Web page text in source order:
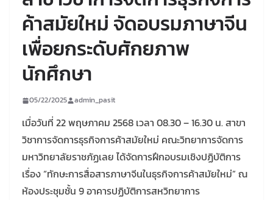
ค้าสมัยใหม่ จัดอบรมภาษาจีน
เพื่อยกระดับศักยภาพ
นักศึกษา
05/22/2025 admin_pasit
เมื่อวันที่ 22 พฤษภาคม 2568 เวลา 08.30 – 16.30 น. สาขา
วิชาการจัดการธุรกิจการค้าสมัยใหม่ คณะวิทยาการจัดการ
มหาวิทยาลัยราชภัฏเลย ได้จัดการฝึกอบรมเชิงปฏิบัติการ
เรื่อง “ทักษะการสื่อสารภาษาจีนในธุรกิจการค้าสมัยใหม่” ณ
ห้องประชุมชั้น 9 อาคารปฏิบัติการสหวิทยาการ